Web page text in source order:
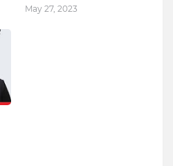
May 27, 2023